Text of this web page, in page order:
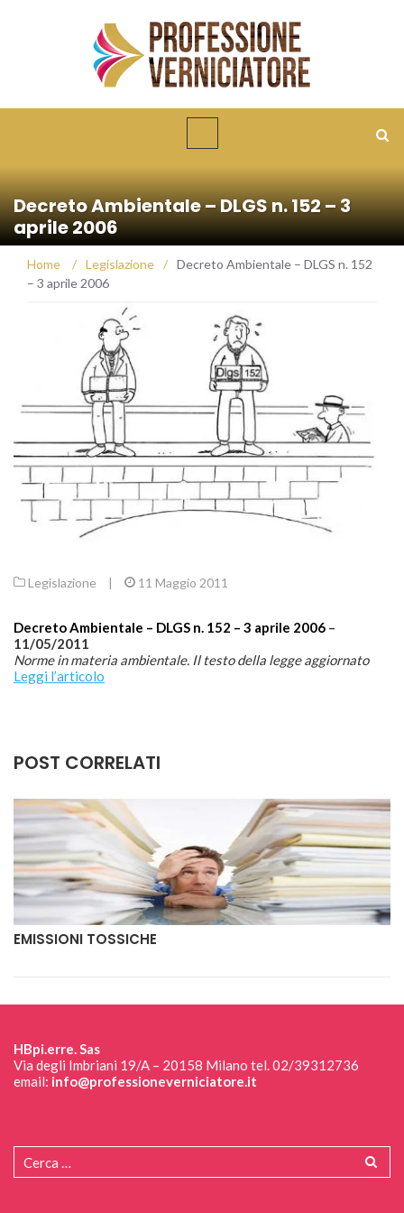
Decreto Ambientale – DLGS n. 152 – 3
aprile 2006
Home / Legislazione / Decreto Ambientale – DLGS n. 152
– 3 aprile 2006
Legislazione | 11 Maggio 2011
Decreto Ambientale – DLGS n. 152 – 3 aprile 2006 –
11/05/2011
Norme in materia ambientale. Il testo della legge aggiornato
Leggi l’articolo
POST CORRELATI
EMISSIONI TOSSICHE
HBpi.erre. Sas
Via degli Imbriani 19/A – 20158 Milano tel. 02/39312736
email: info@professioneverniciatore.it